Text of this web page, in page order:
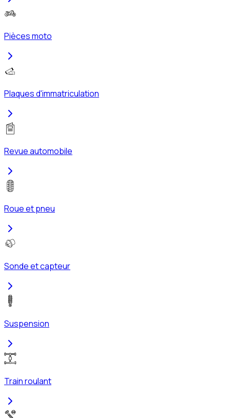
Pièces moto
Plaques d'immatriculation
Revue automobile
Roue et pneu
Sonde et capteur
Suspension
Train roulant